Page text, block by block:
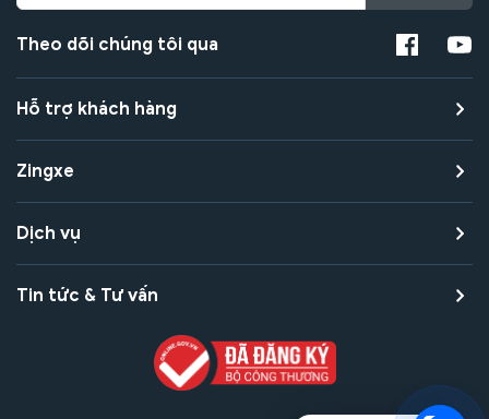
Theo dõi chúng tôi qua
Hỗ trợ khách hàng
Zingxe
Dịch vụ
Tin tức & Tư vấn